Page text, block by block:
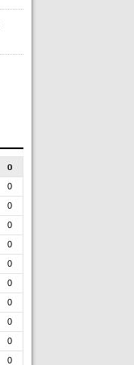
О
0
0
0
0
0
0
0
0
0
0